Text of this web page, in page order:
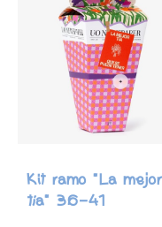
Kit ramo "La mejor
tía" 36-41